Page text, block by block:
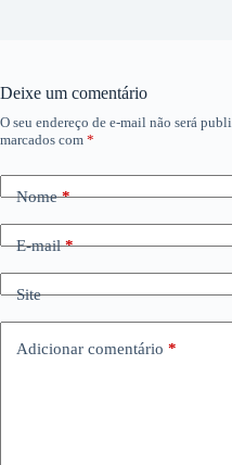
Deixe um comentário
O seu endereço de e-mail não será
marcados com *
Nome*
E-mail*
Site
Adicionar comentário *